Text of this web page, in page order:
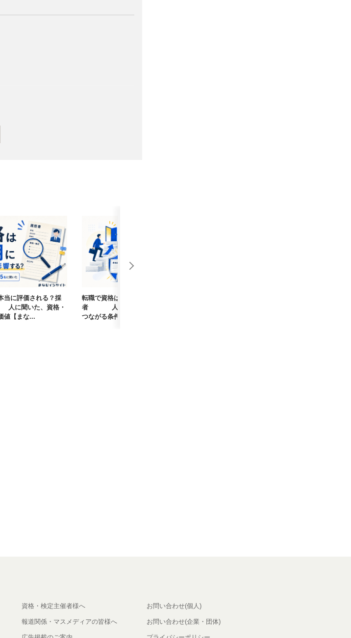
当に評価される？採
に聞いた、資格・
値【まな...
転職で資格は武器になる？採用担当
者405人に聞いた、資格が評価に
つながる条件【まなびイ...
資格・検定主催者様へ
報道関係・マスメディアの皆様へ
お問い合わせ(個人)
お問い合わせ(企業・団体)